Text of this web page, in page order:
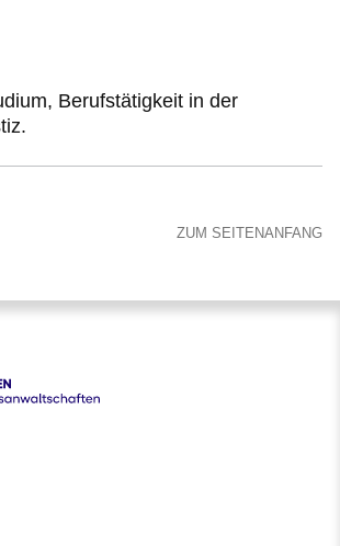
Berufstätigkeit in der
ZUM SEITENANFANG
Hessen